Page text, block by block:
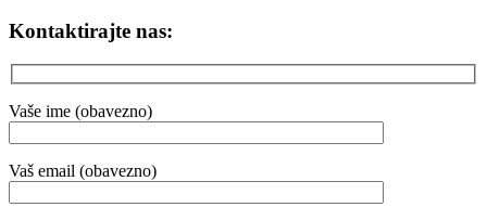
Kontaktirajte nas:
Vaše ime (obavezno)
Vaš email (obavezno)